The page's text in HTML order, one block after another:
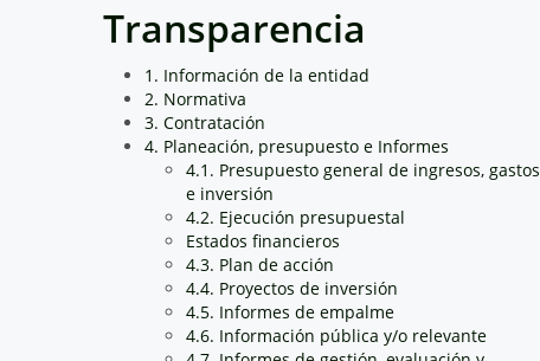
Transparencia
1. Información de la entidad
2. Normativa
3. Contratación
4. Planeación, presupuesto e Informes
4.1. Presupuesto general de ingresos, gastos
e inversión
4.2. Ejecución presupuestal
Estados financieros
4.3. Plan de acción
4.4. Proyectos de inversión
4.5. Informes de empalme
4.6. Información pública y/o relevante